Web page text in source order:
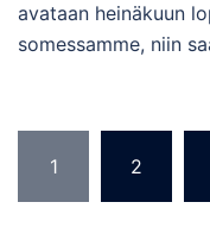
avataan heinäkuun
somessamme, niin
sivutus
1 2